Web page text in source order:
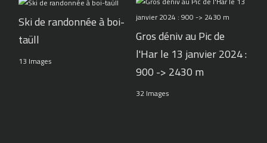
Ski de randonnée à boi-
taüll
13 Images
Gros déniv au Pic de
l'Har le 13 janvier 2024 :
900 -> 2430 m
32 Images